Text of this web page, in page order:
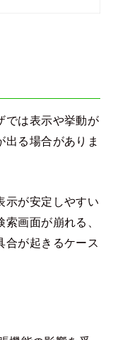
では表示や挙動が
出る場合がありま
示が安定しやすい
画面が崩れる、
合が起きるケース